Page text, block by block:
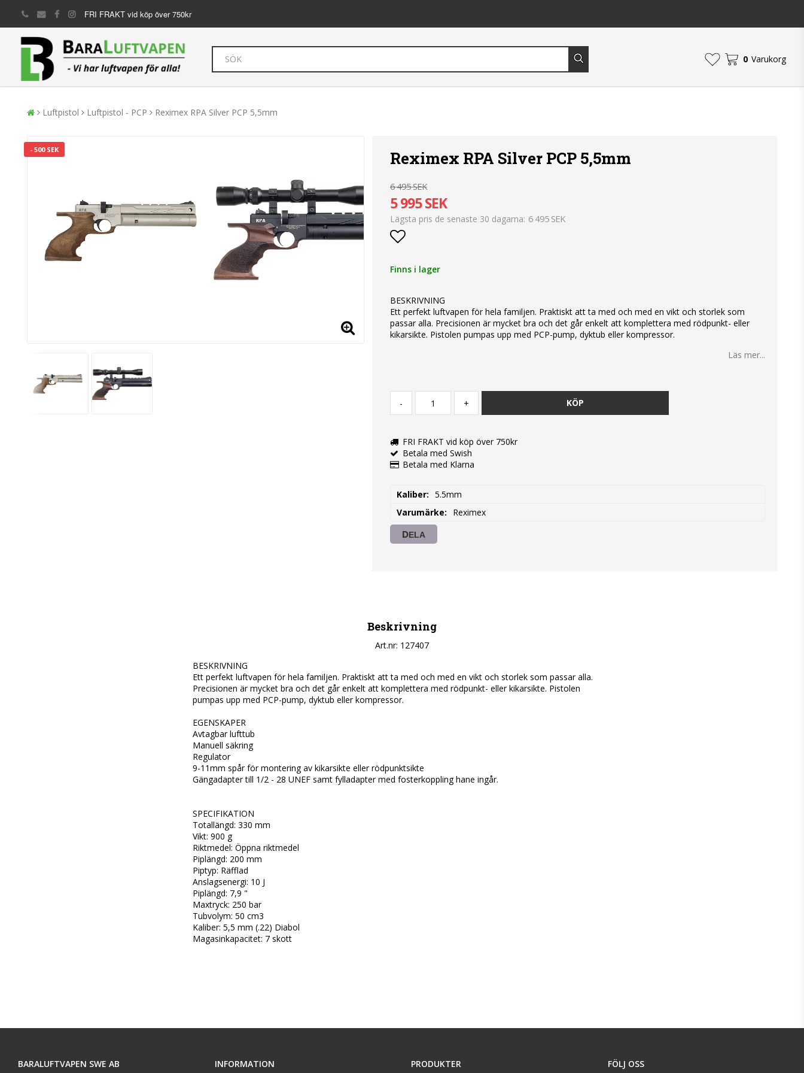
FRI FRAKT vid köp över 750kr
0 Varukorg
Luftpistol Luftpistol - PCP Reximex RPA Silver PCP 5,5mm
- 500 SEK Reximex RPA Silver PCP 5,5mm
6 495 SEK
5 995 SEK
Lägsta pris de senaste 30 dagarna 6 495 SEK
Lägg till i favoritlistan
Finns i lager
BESKRIVNING
Ett perfekt luftvapen för hela familjen. Praktiskt att ta med och med en vikt och storlek som
passar alla. Precisionen är mycket bra och det går enkelt att komplettera med rödpunkt- eller
kikarsikte. Pistolen pumpas upp med PCP-pump, dyktub eller kompressor.
Läs mer...
- + KÖP
FRI FRAKT vid köp över 750kr
Betala med Swish
Betala med Klarna
Kaliber
5.5mm
Varumärke
Reximex
DELA
Beskrivning
Art.nr: 127407
BESKRIVNING
Ett perfekt luftvapen för hela familjen. Praktiskt att ta med och med en vikt och storlek som passar alla.
Precisionen är mycket bra och det går enkelt att komplettera med rödpunkt- eller kikarsikte. Pistolen
pumpas upp med PCP-pump, dyktub eller kompressor.
EGENSKAPER
Avtagbar lufttub
Manuell säkring
Regulator
9-11mm spår för montering av kikarsikte eller rödpunktsikte
Gängadapter till 1/2 - 28 UNEF samt fylladapter med fosterkoppling hane ingår.
SPECIFIKATION
Totallängd: 330 mm
Vikt: 900 g
Riktmedel: Öppna riktmedel
Piplängd: 200 mm
Piptyp: Räfflad
Anslagsenergi: 10 J
Piplängd: 7,9 "
Maxtryck: 250 bar
Tubvolym: 50 cm3
Kaliber: 5,5 mm (.22) Diabol
Magasinkapacitet: 7 skott
BARALUFTVAPEN SWE AB INFORMATION PRODUKTER FÖLJ OSS